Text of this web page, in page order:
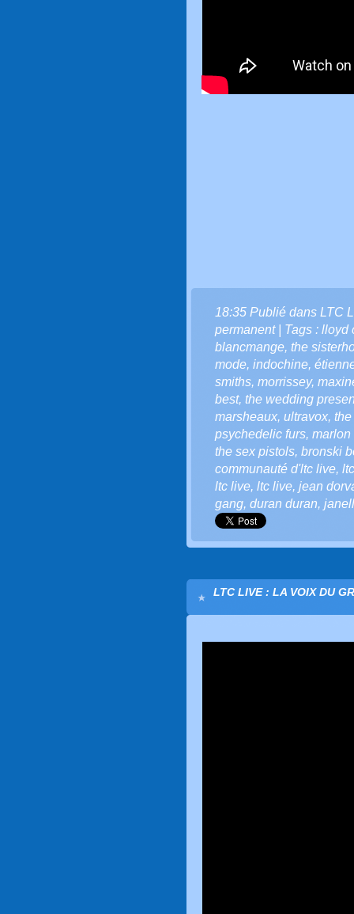
18:35 Publié dans LTC
permanent| Tags : lloyd
blancmange, the
mode, indochine,
smiths, morrissey,
best, the wedding
marsheaux, ultravox,
psychedelic furs, marlon
the sex pistols, bronski
communauté d'ltc live,
ltc live, ltc live, jean
gang, duran duran,
LTC LIVE : LA VOIX DU